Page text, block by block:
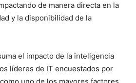
de manera directa en la
y la disponibilidad de la
el impacto de la inteligencia
líderes de IT encuestados por